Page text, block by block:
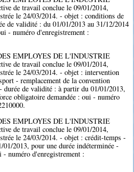
de travail conclue le 09/01/2014,
le 24/03/2014. - objet : conditions de
de validité : du 01/01/2013 au 31/12/2014
- numéro d'enregistrement :
EMPLOYES DE L'INDUSTRIE
de travail conclue le 09/01/2014,
le 24/03/2014. - objet : intervention
- remplacement de la convention
durée de validité : à partir du 01/01/2013,
obligatoire demandée : oui - numéro
EMPLOYES DE L'INDUSTRIE
de travail conclue le 09/01/2014,
le 24/03/2014. - objet : crédit-temps -
2013, pour une durée indéterminée -
- numéro d'enregistrement :